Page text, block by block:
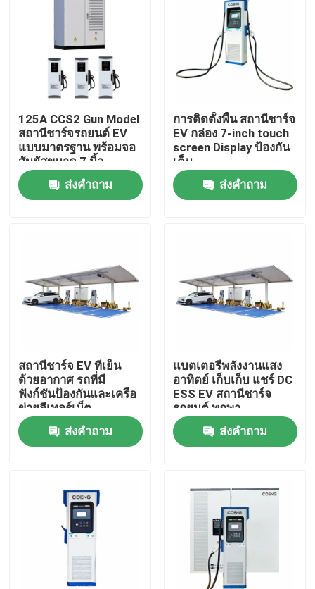
เกี่ยวกับเรา
ทัวร์โรงงาน
การควบคุมคุณภาพ
ติดต่อเรา
ไดรฟ์ความถี่ตัวแปร VFD
125A CCS2 Gun Model
สถานีชาร์จรถยนต์ EV
แบบมาตรฐาน พร้อมจอ
สัมผัสขนาด 7 นิ้ว
ส่งคำถาม
การติดตั้งพื้น สถานีชาร์จ
EV กล่อง 7-inch touch
screen Display ป้องกัน
เต็ม
ส่งคำถาม
สถานีชาร์จ EV ที่เย็น
ด้วยอากาศ รถที่มี
ฟังก์ชันป้องกันและเครือ
ข่ายอีเทอร์เน็ต
ส่งคำถาม
แบตเตอรี่พลังงานแสง
อาทิตย์ เก็บเก็บ แชร์ DC
ESS EV สถานีชาร์จ
รถยนต์ พกพา
ส่งคำถาม